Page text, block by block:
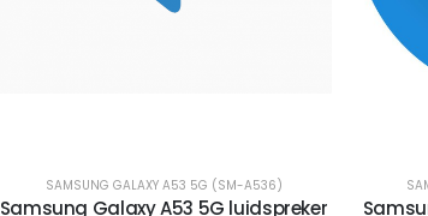
SAMSUNG GALAXY A53 5G (SM-A536)
Samsung Galaxy A53 5G luidspreker